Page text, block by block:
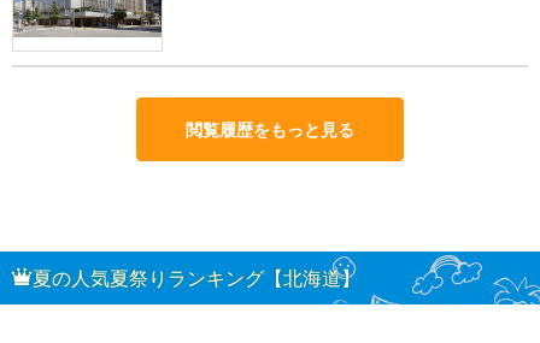
閲覧履歴をもっと見る
夏の人気夏祭りランキング【北海道】